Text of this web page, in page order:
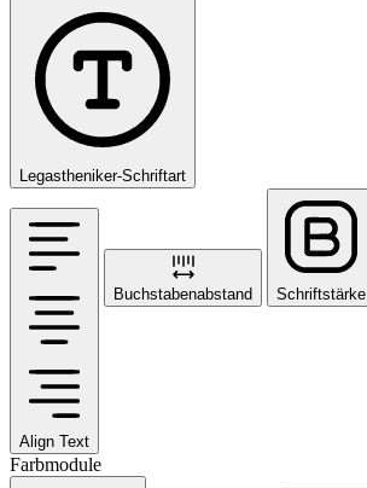
Legastheniker-Schriftart
Align Text
Buchstabenabstand Schriftstärke
Farbmodule